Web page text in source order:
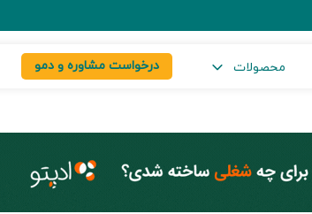
محصولات درخواست مشاوره و دمو